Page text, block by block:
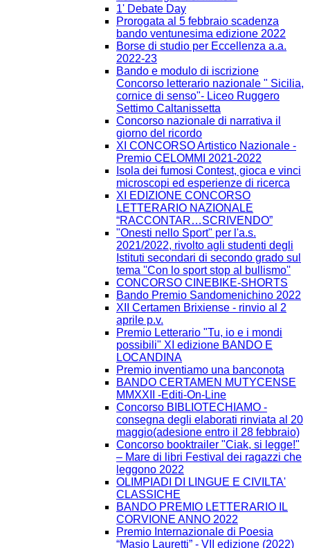
1' Debate Day
Prorogata al 5 febbraio scadenza
bando ventunesima edizione 2022
Borse di studio per Eccellenza a.a.
2022-23
Bando e modulo di iscrizione
Concorso letterario nazionale " Sicilia,
cornice di senso"- Liceo Ruggero
Settimo Caltanissetta
Concorso nazionale di narrativa il
giorno del ricordo
XI CONCORSO Artistico Nazionale -
Premio CELOMMI 2021-2022
Isola dei fumosi Contest, gioca e vinci
microscopi ed esperienze di ricerca
XI EDIZIONE CONCORSO
LETTERARIO NAZIONALE
“RACCONTAR…SCRIVENDO”
"Onesti nello Sport" per l'a.s.
2021/2022, rivolto agli studenti degli
Istituti secondari di secondo grado sul
tema ''Con lo sport stop al bullismo''
CONCORSO CINEBIKE-SHORTS
Bando Premio Sandomenichino 2022
XII Certamen Brixiense - rinvio al 2
aprile p.v.
Premio Letterario "Tu, io e i mondi
possibili" XI edizione BANDO E
LOCANDINA
Premio inventiamo una banconota
BANDO CERTAMEN MUTYCENSE
MMXXII -Editi-On-Line
Concorso BIBLIOTECHIAMO -
consegna degli elaborati rinviata al 20
maggio(adesione entro il 28 febbraio)
Concorso booktrailer "Ciak, si legge!"
– Mare di libri Festival dei ragazzi che
leggono 2022
OLIMPIADI DI LINGUE E CIVILTA'
CLASSICHE
BANDO PREMIO LETTERARIO IL
CORVIONE ANNO 2022
Premio Internazionale di Poesia
“Masio Lauretti” - VII edizione (2022)